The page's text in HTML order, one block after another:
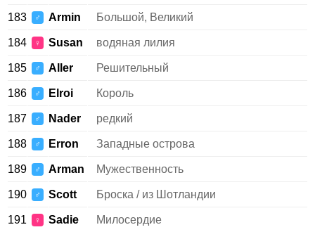
183 ♂ Armin Большой, Великий
184 ♀ Susan водяная лилия
185 ♂ Aller Решительный
186 ♂ Elroi Король
187 ♂ Nader редкий
188 ♂ Erron Западные острова
189 ♂ Arman Мужественность
190 ♂ Scott Броска / из Шотландии
191 ♀ Sadie Милосердие